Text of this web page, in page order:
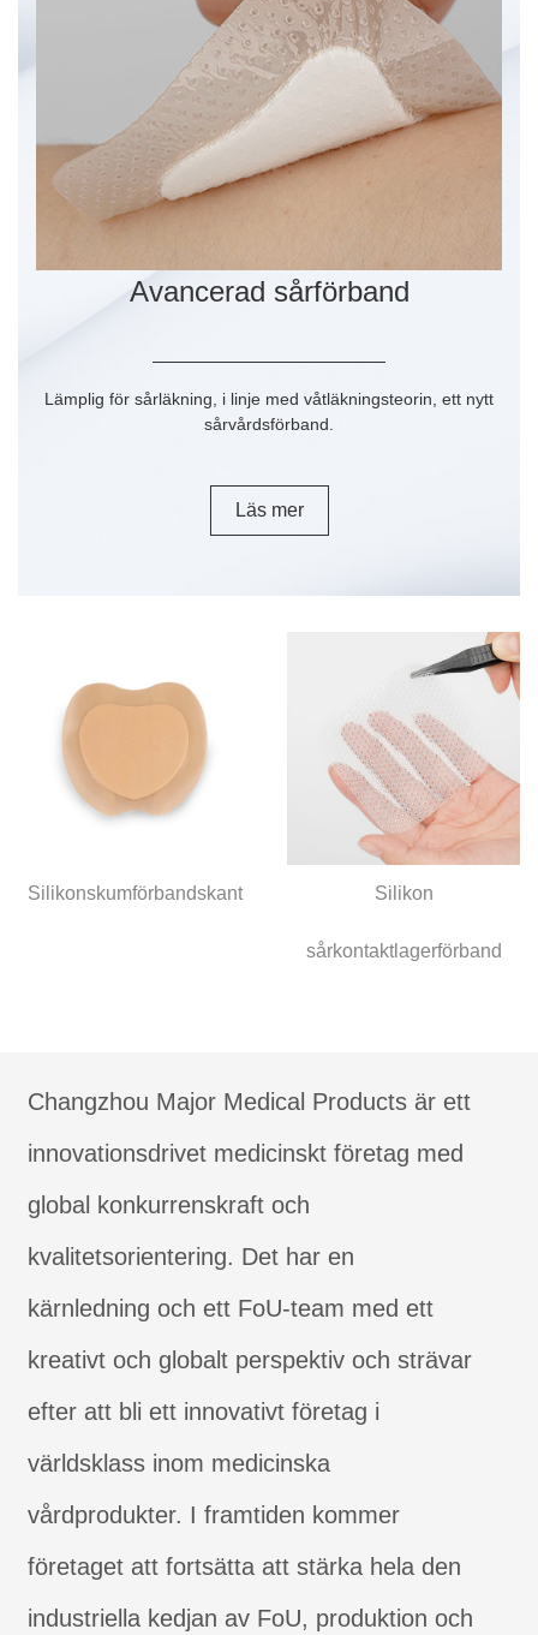
Avancerad sårförband
Lämplig för sårläkning, i linje med våtläkningsteorin, ett nytt
sårvårdsförband.
Läs mer
Silikonskumförbandskant Silikon
sårkontaktlagerförband
Changzhou Major Medical Products är ett
innovationsdrivet medicinskt företag med
global konkurrenskraft och
kvalitetsorientering. Det har en
kärnledning och ett FoU-team med ett
kreativt och globalt perspektiv och strävar
efter att bli ett innovativt företag i
världsklass inom medicinska
vårdprodukter. I framtiden kommer
företaget att fortsätta att stärka hela den
industriella kedjan av FoU, produktion och